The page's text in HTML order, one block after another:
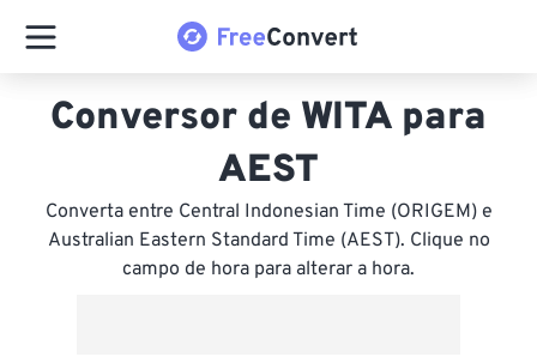
Conversor de WITA para
AEST
Converta entre Central Indonesian Time (ORIGEM) e
Australian Eastern Standard Time (AEST). Clique no
campo de hora para alterar a hora.